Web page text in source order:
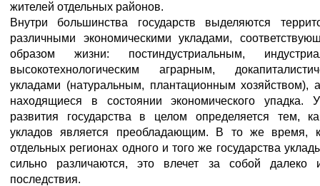
жителей отдельных районов.
Внутри большинства государств выделяются
различными экономическими укладами,
образом жизни: постиндустриальным,
высокотехнологическим аграрным,
укладами (натуральным, плантационным хозяйством),
находящиеся в состоянии экономического упадка.
развития государства в целом определяется тем,
укладов является преобладающим. В то же время,
отдельных регионах одного и того же государства
сильно различаются, это влечет за собой далеко
последствия.